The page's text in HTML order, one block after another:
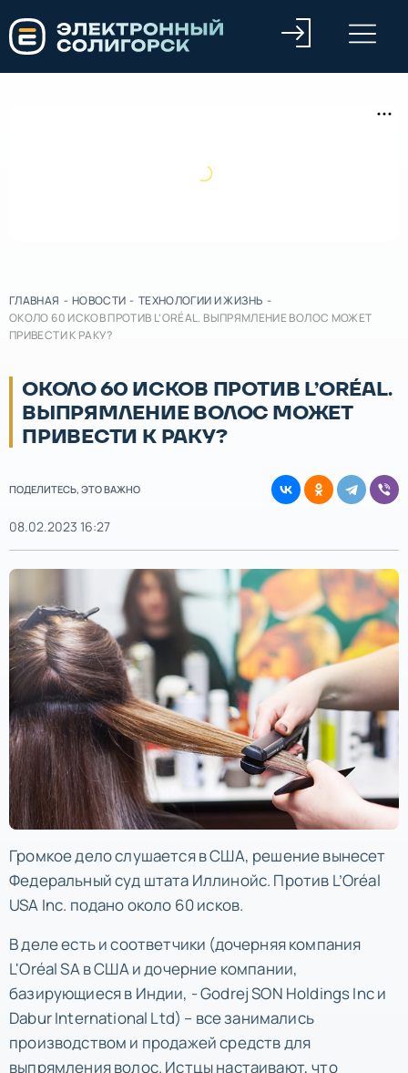
ГЛАВНАЯ - НОВОСТИ - ТЕХНОЛОГИИ И ЖИЗНЬ -
ОКОЛО 60 ИСКОВ ПРОТИВ L’ORÉAL. ВЫПРЯМЛЕНИЕ ВОЛОС МОЖЕТ
ПРИВЕСТИ К РАКУ?
ОКОЛО 60 ИСКОВ ПРОТИВ L’ORÉAL.
ВЫПРЯМЛЕНИЕ ВОЛОС МОЖЕТ
ПРИВЕСТИ К РАКУ?
ПОДЕЛИТЕСЬ, ЭТО ВАЖНО
08.02.2023 16:27
Громкое дело слушается в США, решение вынесет
Федеральный суд штата Иллинойс. Против L’Oréal
USA Inc. подано около 60 исков.
В деле есть и соответчики (дочерняя компания
L'Oréal SA в США и дочерние компании,
базирующиеся в Индии, - Godrej SON Holdings Inc и
Dabur International Ltd) – все занимались
производством и продажей средств для
выпрямления волос. Истцы настаивают, что